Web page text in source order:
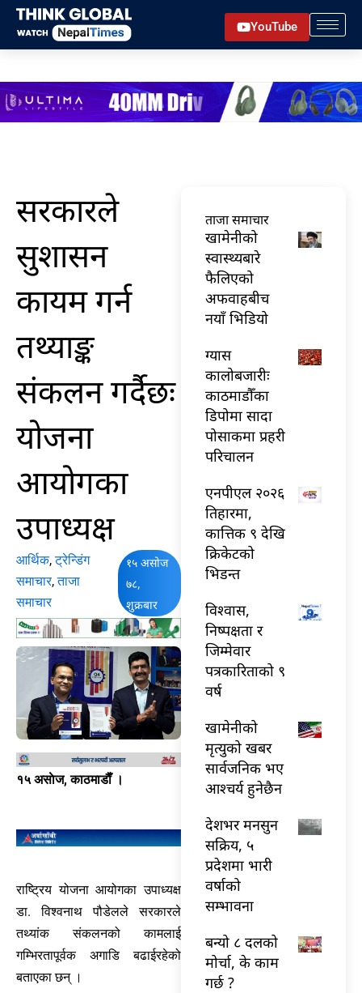
Skip
content
YouTube
सरकारले
सुशासन
कायम गर्न
तथ्याङ्क
संकलन गर्दैछः
योजना
आयोगका
उपाध्यक्ष
आर्थिक,ट्रेन्डिंग
समाचार,ताजा
समाचार
१५ असोज
७८,
शुक्रबार
१५ असाेज, काठमाडाैँ ।
राष्ट्रिय योजना आयोगका उपाध्यक्ष
डा. विश्वनाथ पौडेलले सरकारले
तथ्यांक संकलनको कामलाई
गम्भिरतापूर्वक अगाडि बढाईरहेको
बताएका छन् ।
ताजा समाचार
खामेनीको
स्वास्थ्यबारे
फैलिएको
अफवाहबीच
नयाँ भिडियो
ग्यास
कालोबजारीः
काठमाडौँका
डिपोमा सादा
पोसाकमा प्रहरी
परिचालन
एनपीएल २०२६
तिहारमा,
कात्तिक ९ देखि
क्रिकेटको
भिडन्त
विश्वास,
निष्पक्षता र
जिम्मेवार
पत्रकारिताको ९
वर्ष
खामेनीको
मृत्युको खबर
सार्वजनिक भए
आश्चर्य हुनेछैन
देशभर मनसुन
सक्रिय, ५
प्रदेशमा भारी
वर्षाको
सम्भावना
बन्यो ८ दलको
मोर्चा, के काम
गर्छ ?